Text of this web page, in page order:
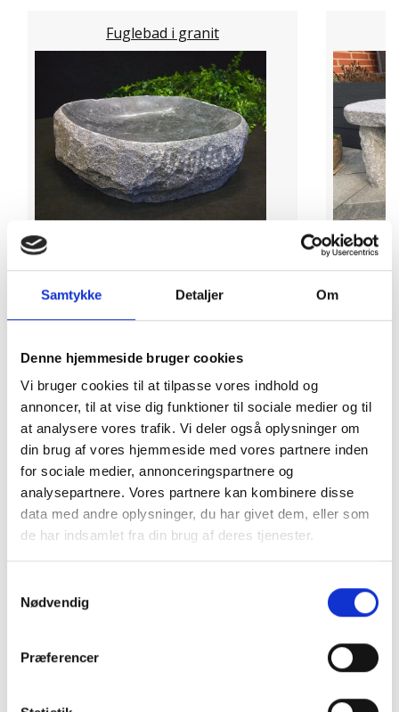
Samtykke Detaljer Om
Denne hjemmeside bruger cookies
Vi bruger cookies til at tilpasse vores indhold og
annoncer, til at vise dig funktioner til sociale medier og til
at analysere vores trafik. Vi deler også oplysninger om
din brug af vores hjemmeside med vores partnere inden
for sociale medier, annonceringspartnere og
analysepartnere. Vores partnere kan kombinere disse
data med andre oplysninger, du har givet dem, eller som
de har indsamlet fra din brug af deres tjenester.
Nødvendig
Præferencer
Fuglebad i granit
Andre kommuner hvor vi
leverer granit fra dag til dag
Middelfart
Faaborg-Midtfyn
Kerteminde
Odense
Svendborg
Nordfyns
Langeland
Haderslev
Billund
Sønderborg
Esbjerg
Vejen